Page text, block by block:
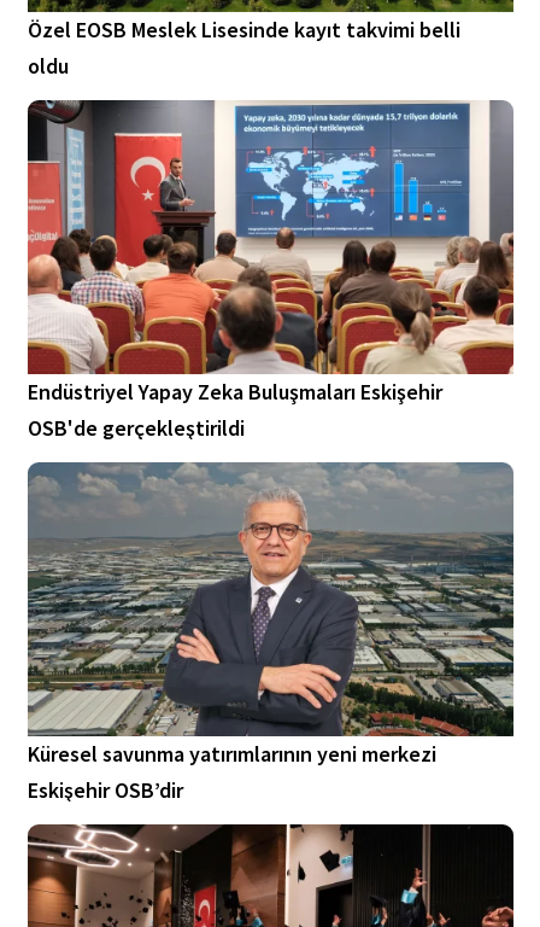
Özel EOSB Meslek Lisesinde kayıt takvimi belli
oldu
Endüstriyel Yapay Zeka Buluşmaları Eskişehir
OSB'de gerçekleştirildi
Küresel savunma yatırımlarının yeni merkezi
Eskişehir OSB’dir